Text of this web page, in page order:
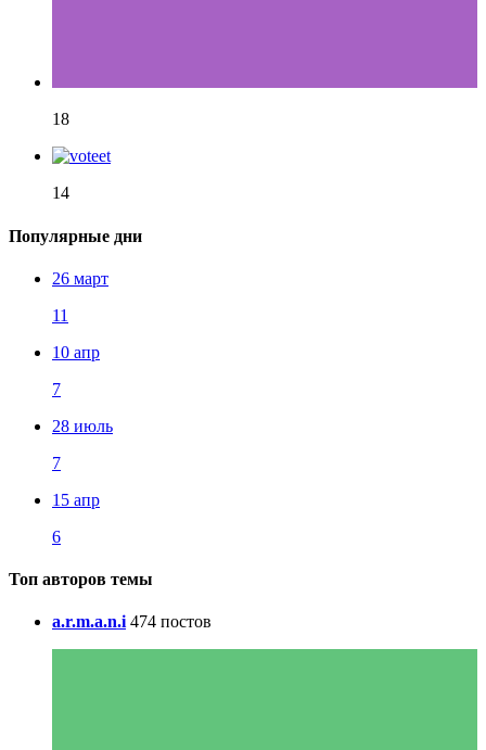
18
14
Популярные дни
26 март
11
10 апр
7
28 июль
7
15 апр
6
Топ авторов темы
a.r.m.a.n.i 474 постов